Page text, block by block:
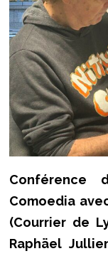
Conférence
Comoedia
(Courrier de
Raphäel